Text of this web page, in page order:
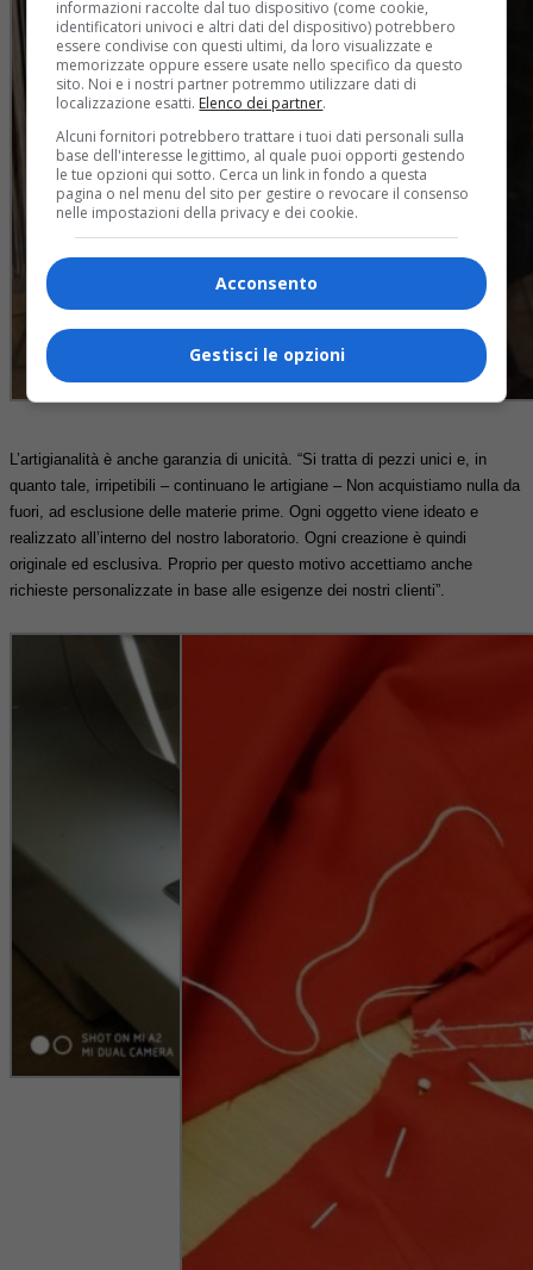
L’artigianalità è anche garanzia di unicità. “Si tratta di pezzi unici e, in
quanto tale, irripetibili – continuano le artigiane – Non acquistiamo nulla da
fuori, ad esclusione delle materie prime. Ogni oggetto viene ideato e
realizzato all’interno del nostro laboratorio. Ogni creazione è quindi
originale ed esclusiva. Proprio per questo motivo accettiamo anche
richieste personalizzate in base alle esigenze dei nostri clienti”.
informazioni raccolte dal tuo dispositivo (come cookie,
identificatori univoci e altri dati del dispositivo) potrebbero
essere condivise con questi ultimi, da loro visualizzate e
memorizzate oppure essere usate nello specifico da questo
sito. Noi e i nostri partner potremmo utilizzare dati di
localizzazione esatti. Elenco dei partner.
Alcuni fornitori potrebbero trattare i tuoi dati personali sulla
base dell'interesse legittimo, al quale puoi opporti gestendo
le tue opzioni qui sotto. Cerca un link in fondo a questa
pagina o nel menu del sito per gestire o revocare il consenso
nelle impostazioni della privacy e dei cookie.
Acconsento
Gestisci le opzioni